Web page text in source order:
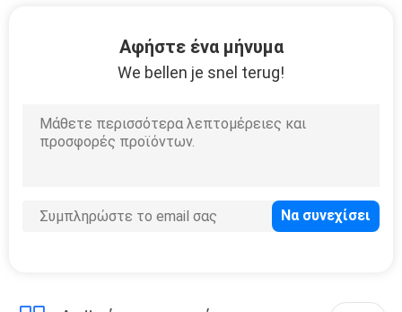
ίντσα πλαίσια
Αφήστε ένα μήνυμα
We bellen je snel terug!